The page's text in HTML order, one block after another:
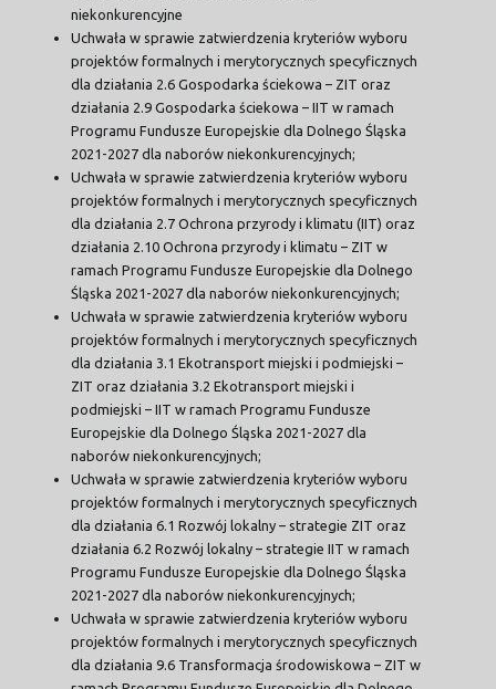
niekonkurencyjne
Uchwała w sprawie zatwierdzenia kryteriów wyboru
projektów formalnych i merytorycznych specyficznych
dla działania 2.6 Gospodarka ściekowa – ZIT oraz
działania 2.9 Gospodarka ściekowa – IIT w ramach
Programu Fundusze Europejskie dla Dolnego Śląska
2021-2027 dla naborów niekonkurencyjnych;
Uchwała w sprawie zatwierdzenia kryteriów wyboru
projektów formalnych i merytorycznych specyficznych
dla działania 2.7 Ochrona przyrody i klimatu (IIT) oraz
działania 2.10 Ochrona przyrody i klimatu – ZIT w
ramach Programu Fundusze Europejskie dla Dolnego
Śląska 2021-2027 dla naborów niekonkurencyjnych;
Uchwała w sprawie zatwierdzenia kryteriów wyboru
projektów formalnych i merytorycznych specyficznych
dla działania 3.1 Ekotransport miejski i podmiejski –
ZIT oraz działania 3.2 Ekotransport miejski i
podmiejski – IIT w ramach Programu Fundusze
Europejskie dla Dolnego Śląska 2021-2027 dla
naborów niekonkurencyjnych;
Uchwała w sprawie zatwierdzenia kryteriów wyboru
projektów formalnych i merytorycznych specyficznych
dla działania 6.1 Rozwój lokalny – strategie ZIT oraz
działania 6.2 Rozwój lokalny – strategie IIT w ramach
Programu Fundusze Europejskie dla Dolnego Śląska
2021-2027 dla naborów niekonkurencyjnych;
Uchwała w sprawie zatwierdzenia kryteriów wyboru
projektów formalnych i merytorycznych specyficznych
dla działania 9.6 Transformacja środowiskowa – ZIT w